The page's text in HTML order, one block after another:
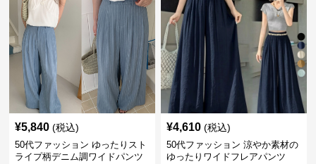
¥5,840 (税込)
50代ファッション ゆったりスト
ライプ柄デニム調ワイドパンツ
¥4,610 (税込)
50代ファッション 涼やか素材の
ゆったりワイドフレアパンツ